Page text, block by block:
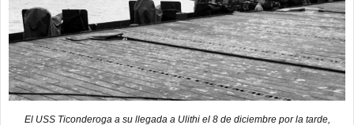
El USS Ticonderoga a su llegada a Ulithi el 8 de diciembre por la tarde,